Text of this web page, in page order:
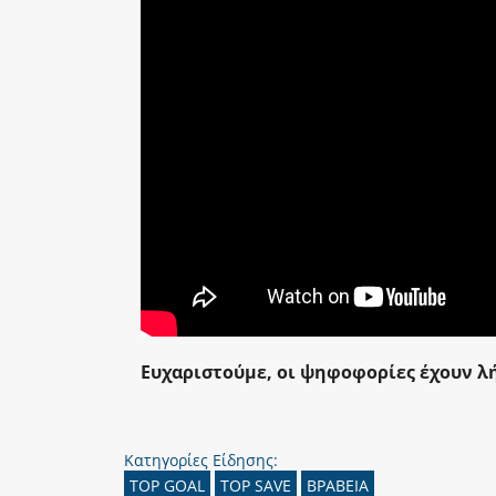
Ευχαριστούμε, οι ψηφοφορίες έχουν
Κατηγορίες Είδησης:
TOP GOAL
TOP SAVE ΒΡΑΒΕΙΑ